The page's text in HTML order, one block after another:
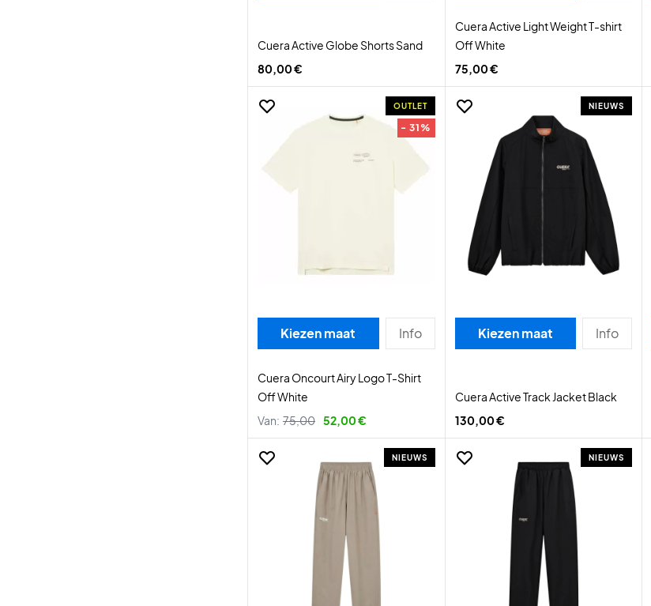
Cuera Active Globe Shorts Sand
80,00 €
Cuera Active Light Weight T-shirt
Off White
75,00 €
OUTLET
- 31%
Kiezen maat Info
Cuera Oncourt Airy Logo T-Shirt
Off White
Van: 75,00 52,00 €
NIEUWS
Kiezen maat Info
Cuera Active Track Jacket Black
130,00 €
NIEUWS NIEUWS